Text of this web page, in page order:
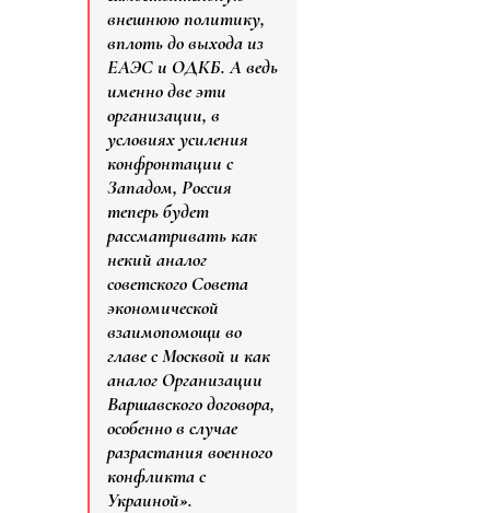
внешнюю политику,
вплоть до выхода из
ЕАЭС и ОДКБ. А ведь
именно две эти
организации, в
условиях усиления
конфронтации с
Западом, Россия
теперь будет
рассматривать как
некий аналог
советского Совета
экономической
взаимопомощи во
главе с Москвой и как
аналог Организации
Варшавского договора,
особенно в случае
разрастания военного
конфликта с
Украиной».